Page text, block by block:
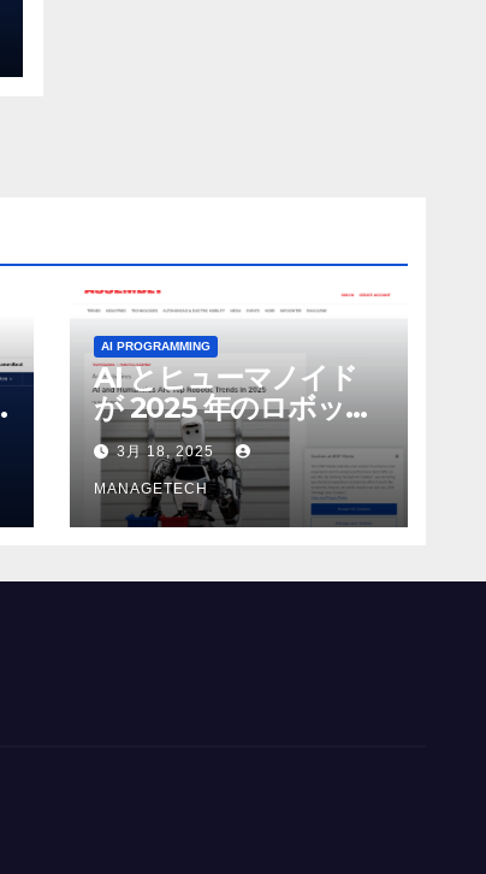
AI PROGRAMMING
AI とヒューマノイド
が 2025 年のロボット
のトップトレンドに |
ASSEMBLY
3月 18, 2025
MANAGETECH